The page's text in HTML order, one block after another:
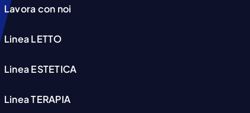
Lavora con noi
Linea LETTO
Linea ESTETICA
Linea TERAPIA